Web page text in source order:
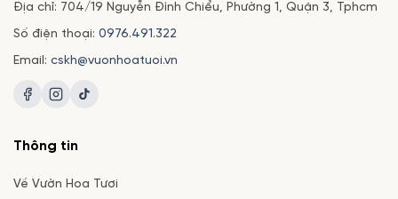
Địa chỉ: 704/19 Nguyễn Đình Chiểu, Phường 1, Quận 3, Tphcm
Số điện thoại: 0976.491.322
Email: cskh@vuonhoatuoi.vn
Thông tin
Về Vườn Hoa Tươi